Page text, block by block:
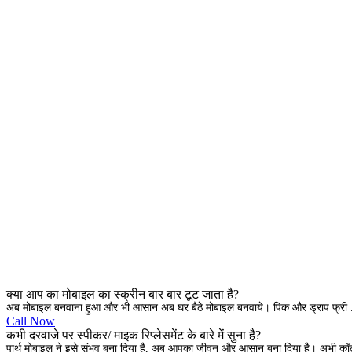
क्या आप का मोबाइल का स्क्रीन बार बार टूट जाता है?
अब मोबाइल बनवाना हुआ और भी आसान अब घर बैठे मोबाइल बनवाये। पिक और ड्राप फ्री
Call Now
कभी दरवाजे पर स्पीकर/ माइक रिप्लेसमेंट के बारे में सुना है?
पार्थ मोबाइल ने इसे संभव बना दिया है, अब आपका जीवन और आसान बना दिया है। अभी